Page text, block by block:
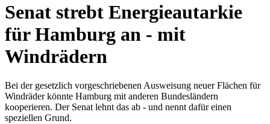
Senat strebt Energieautarkie
für Hamburg an - mit
Windrädern
Bei der gesetzlich vorgeschriebenen Ausweisung neuer Flächen für
Windräder könnte Hamburg mit anderen Bundesländern
kooperieren. Der Senat lehnt das ab - und nennt dafür einen
speziellen Grund.